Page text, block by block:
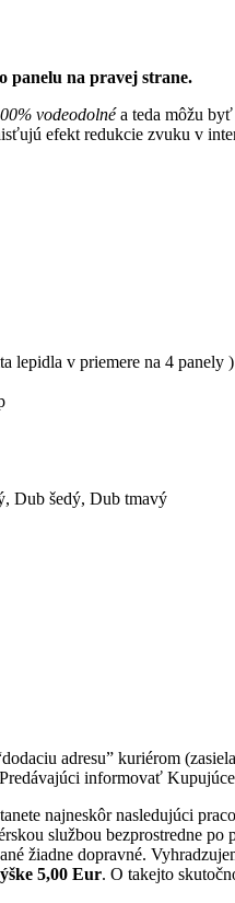
panelu na pravej strane.
vodeodolnéa teda môžu
efekt redukcie zvuku v
lepidla v priemere na 4 panely )
, Dub šedý, Dub tmavý
adresu” kuriérom
informovať
najneskôr nasledujúci
službou bezprostredne po
žiadne dopravné.
5,00 Eur. O takejto